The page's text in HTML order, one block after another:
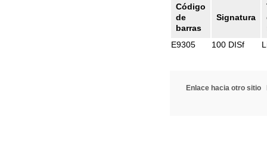
Código
de
barras
Signatura
E9305
100 DISf
Enlace hacia otro sitio